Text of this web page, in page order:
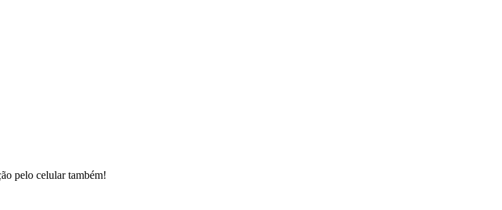
pelo celular também!